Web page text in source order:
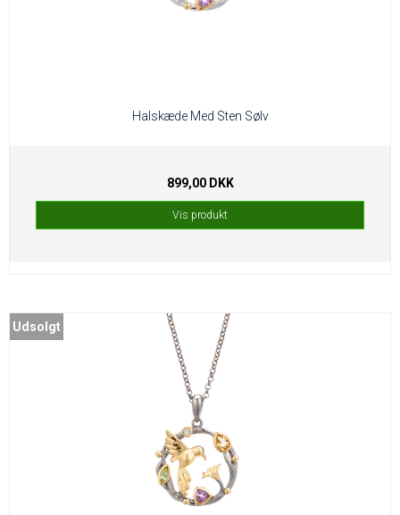
Halskæde Med Sten Sølv
899,00 DKK
Vis produkt
Udsolgt